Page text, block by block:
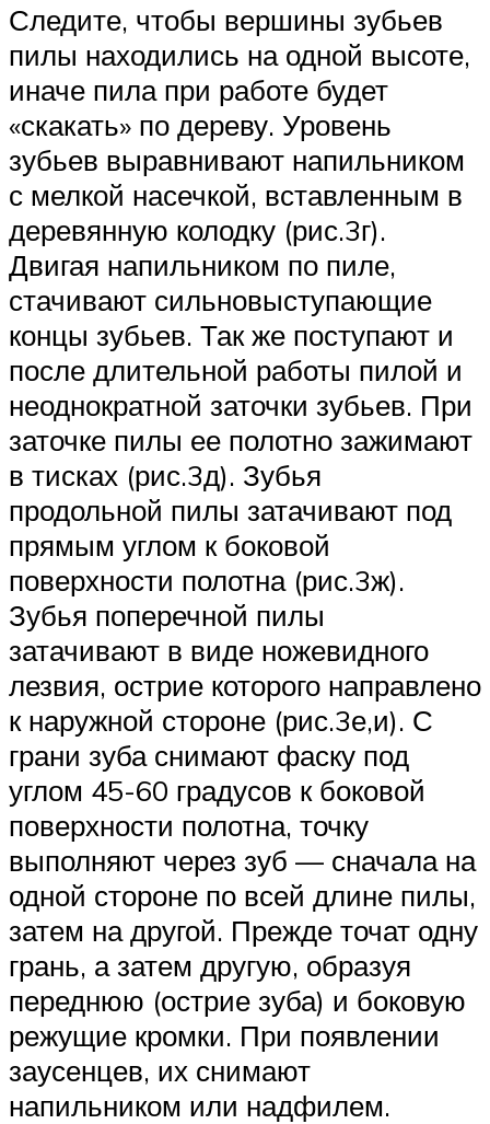
Следите, чтобы вершины зубьев
пилы находились на одной высоте,
иначе пила при работе будет
«скакать» по дереву. Уровень
зубьев выравнивают напильником
с мелкой насечкой, вставленным в
деревянную колодку (рис.3г).
Двигая напильником по пиле,
стачивают сильновыступающие
концы зубьев. Так же поступают и
после длительной работы пилой и
неоднократной заточки зубьев. При
заточке пилы ее полотно зажимают
в тисках (рис.3д). Зубья
продольной пилы затачивают под
прямым углом к боковой
поверхности полотна (рис.3ж).
Зубья поперечной пилы
затачивают в виде ножевидного
лезвия, острие которого направлено
к наружной стороне (рис.3е,и). С
грани зуба снимают фаску под
углом 45-60 градусов к боковой
поверхности полотна, точку
выполняют через зуб — сначала на
одной стороне по всей длине пилы,
затем на другой. Прежде точат одну
грань, а затем другую, образуя
переднюю (острие зуба) и боковую
режущие кромки. При появлении
заусенцев, их снимают
напильником или надфилем.